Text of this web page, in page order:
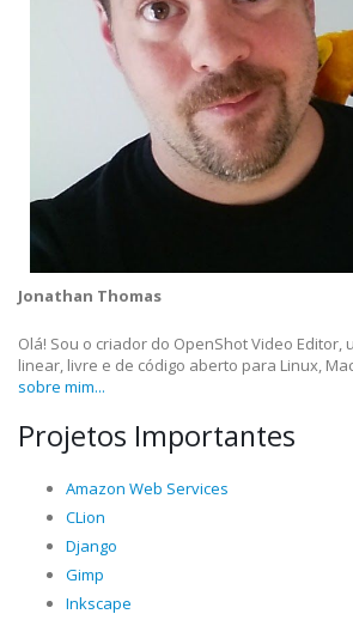
Jonathan Thomas
Olá! Sou o criador do OpenShot Video Editor,
linear, livre e de código aberto para Linux,
sobre mim...
Projetos Importantes
Amazon Web Services
CLion
Django
Gimp
Inkscape